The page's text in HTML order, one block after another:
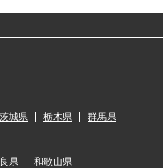
茨城県 栃木県 群馬県
県 和歌山県